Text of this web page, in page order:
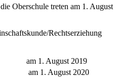
Oberschule treten am 1. August
Rechtserziehung
am 1. August 2019
am 1. August 2020